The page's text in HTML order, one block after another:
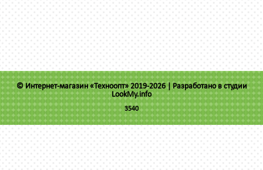
© Интернет-магазин «Техноопт» 2019-2026 |Разработано в студии
LookMy.info
3540